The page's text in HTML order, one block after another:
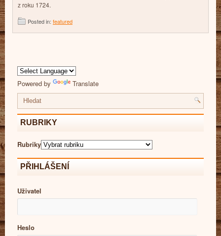
z roku 1724.
Posted in: featured
Powered by Translate
RUBRIKY
Rubriky
PŘIHLÁŠENÍ
Uživatel
Heslo